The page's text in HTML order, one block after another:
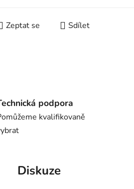
Zeptat se Sdílet
podpora
kvalifikovaně
Diskuze